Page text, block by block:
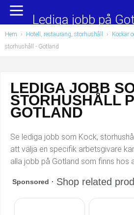
Administration, ekonomi, juridik
Chefer och
Data/IT
Försäljning, inköp,
Hantverksyrken
Hotell, restaurang, storhushåll
Hälso- och sjukvård
Undersköterska, hemtjänst
Barnskötare
Lärare i förskola/Förskollärare
Lagerarbetare
Bussförare/Busschaufför
Elevassistent
Personlig assistent
Lediga jobb på
Hem › Hotell, restaurang, storhushåll › Kockar
storhushåll
- Gotland
LEDIGA JOBB
STORHUSHÅLL
GOTLAND
Se lediga jobb som Kock,
att välja en specifik arbetsgivare
alla jobb på Gotland som finns hos